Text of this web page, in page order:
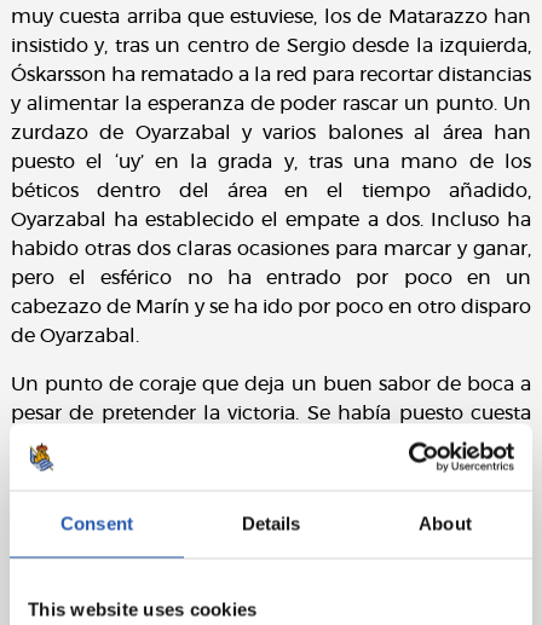
Consent Details About
This website uses cookies
muy cuesta arriba que estuviese, los de Matarazzo han
insistido y, tras un centro de Sergio desde la izquierda,
Óskarsson ha rematado a la red para recortar distancias
y alimentar la esperanza de poder rascar un punto. Un
zurdazo de Oyarzabal y varios balones al área han
puesto el ‘uy’ en la grada y, tras una mano de los
béticos dentro del área en el tiempo añadido,
Oyarzabal ha establecido el empate a dos. Incluso ha
habido otras dos claras ocasiones para marcar y ganar,
pero el esférico no ha entrado por poco en un
cabezazo de Marín y se ha ido por poco en otro disparo
de Oyarzabal.
Un punto de coraje que deja un buen sabor de boca a
pesar de pretender la victoria. Se había puesto cuesta
arriba el encuentro y hay que valorar el punto. Con el
objetivo europeo cumplido gracias al título de Copa,
con un mejor sabor de boca.